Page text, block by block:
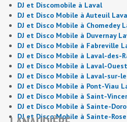
DJ et Discomobile à Laval
DJ et Disco Mobile à Auteuil
DJ et Disco Mobile à Chomedey
DJ et Disco Mobile à Duvernay
DJ et Disco Mobile à Fabreville
DJ et Disco Mobile à Laval-des-
DJ et Disco Mobile à Laval-Ouest
DJ et Disco Mobile à Laval-sur-
DJ et Disco Mobile à Pont-Viau
DJ et Disco Mobile à Saint-
DJ et Disco Mobile à Sainte-
DJ et Disco Mobile à Sainte-Rose